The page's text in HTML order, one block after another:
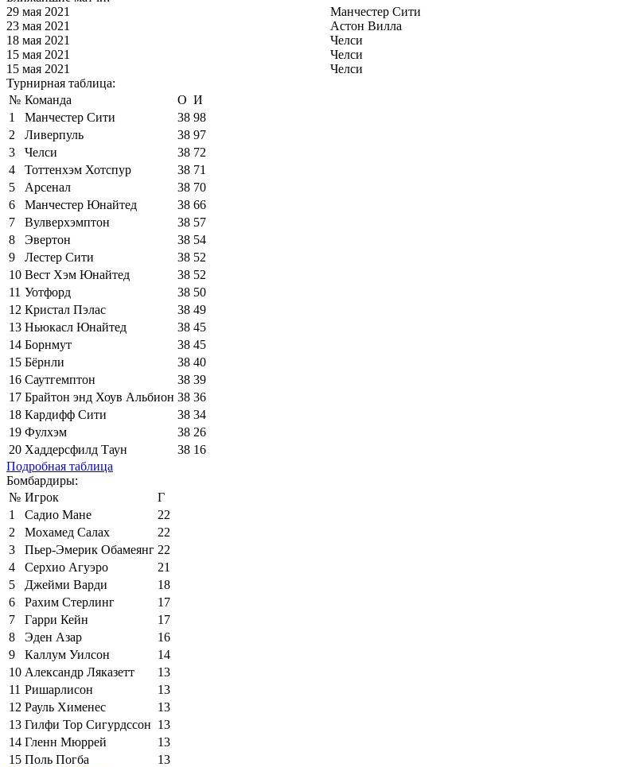
29 мая 2021
Манчестер Сити
23 мая 2021
Астон Вилла
18 мая 2021
Челси
15 мая 2021
Челси
15 мая 2021
Челси
Турнирная таблица:
№ Команда О И
1
Манчестер Сити 38 98
2
Ливерпуль 38 97
3
Челси 38 72
4
Тоттенхэм Хотспур 38 71
5
Арсенал 38 70
6
Манчестер Юнайтед 38 66
7
Вулверхэмптон 38 57
8
Эвертон 38 54
9
Лестер Сити 38 52
10 Вест Хэм Юнайтед 38 52
11 Уотфорд 38 50
12 Кристал Пэлас 38 49
13 Ньюкасл Юнайтед 38 45
14 Борнмут 38 45
15 Бёрнли 38 40
16 Саутгемптон 38 39
17 Брайтон энд Хоув Альбион 38 36
18 Кардифф Сити 38 34
19 Фулхэм 38 26
20 Хаддерсфилд Таун 38 16
Подробная таблица
Бомбардиры:
№ Игрок
Г
1
Садио Мане
22
2
Мохамед Салах
22
3
Пьер-Эмерик Обамеянг 22
4
Серхио Агуэро
21
5
Джейми Варди
18
6
Рахим Стерлинг
17
7
Гарри Кейн
17
8
Эден Азар
16
9
Каллум Уилсон
14
10 Александр Ляказетт
13
11 Ришарлисон
13
12 Рауль Хименес
13
13 Гилфи Тор Сигурдссон 13
14 Гленн Мюррей
13
15 Поль Погба
13